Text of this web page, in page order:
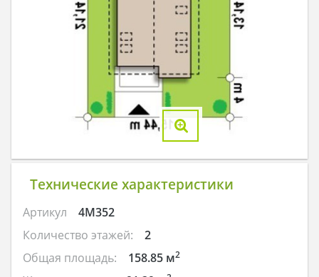
Технические характеристики
Артикул
4M352
Количество этажей:
2
Общая площадь:
158.85 м2